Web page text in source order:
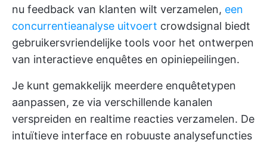
nu feedback van klanten wilt verzamelen, een
concurrentieanalyse uitvoert crowdsignal biedt
gebruikersvriendelijke tools voor het ontwerpen
van interactieve enquêtes en opiniepeilingen.
Je kunt gemakkelijk meerdere enquêtetypen
aanpassen, ze via verschillende kanalen
verspreiden en realtime reacties verzamelen. De
intuïtieve interface en robuuste analysefuncties